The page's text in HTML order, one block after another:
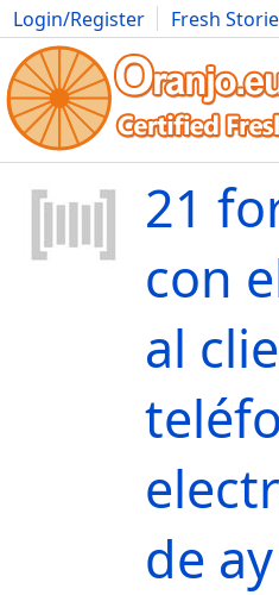
Login/Register Fresh
Movies Anime Music Art
21
con
al
de ay